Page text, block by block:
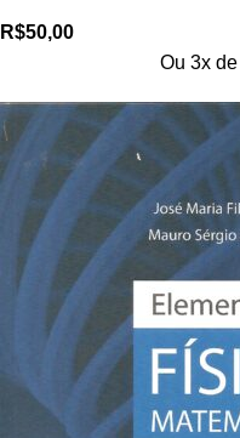
R$50,00
Ou 3x de